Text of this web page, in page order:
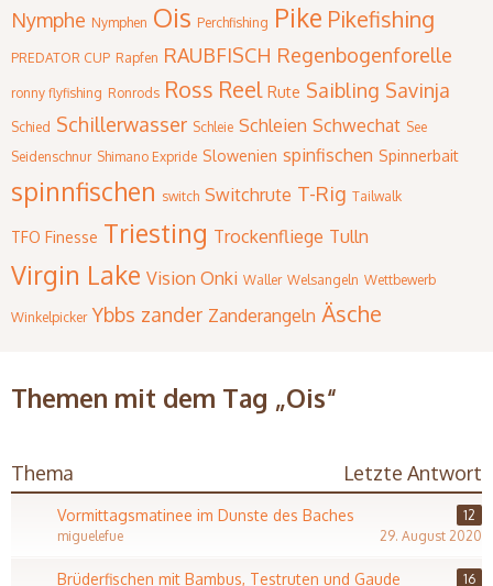
Nymphe Nymphen Ois Perchfishing Pike Pikefishing
PREDATOR CUP Rapfen RAUBFISCH Regenbogenforelle
ronny flyfishing Ronrods Ross Reel Rute Saibling Savinja
Schied Schillerwasser Schleie Schleien Schwechat See
Seidenschnur Shimano Expride Slowenien spinfischen Spinnerbait
spinnfischen switch Switchrute T-Rig Tailwalk
TFO Finesse Triesting Trockenfliege Tulln
Virgin Lake Vision Onki Waller Welsangeln Wettbewerb
Winkelpicker Ybbs zander Zanderangeln Äsche
Themen mit dem Tag „Ois“
Thema Letzte Antwort
Vormittagsmatinee im Dunste des Baches
12
miguelefue
29. August 2020
Brüderfischen mit Bambus, Testruten und Gaude
16